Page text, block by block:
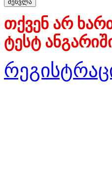
თქვენ არ
ტესტ